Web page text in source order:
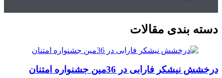
دسته بندی مقالات
درخشش نیشکر فارابی در 36مین جشنواره امتنان